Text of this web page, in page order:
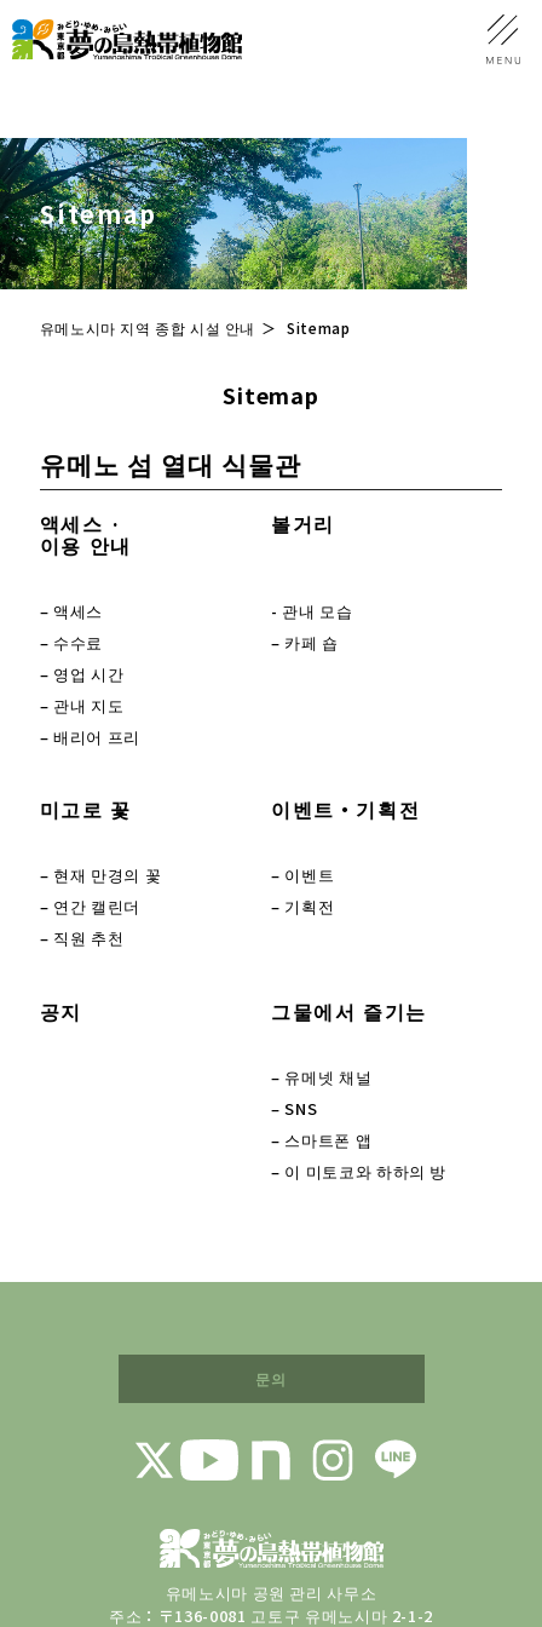
Sitemap
유메노시마 지역 종합 시설 안내 Sitemap
Sitemap
유메노 섬 열대 식물관
액세스 ·
이용 안내
– 액세스
– 수수료
– 영업 시간
– 관내 지도
– 배리어 프리
볼거리
- 관내 모습
– 카페 숍
미고로 꽃
– 현재 만경의 꽃
– 연간 캘린더
– 직원 추천
이벤트・기획전
– 이벤트
– 기획전
공지 그물에서 즐기는
– 유메넷 채널
– SNS
– 스마트폰 앱
– 이 미토코와 하하의 방
문의
유메노시마 공원 관리 사무소
주소：〒136-0081 고토구 유메노시마 2-1-2